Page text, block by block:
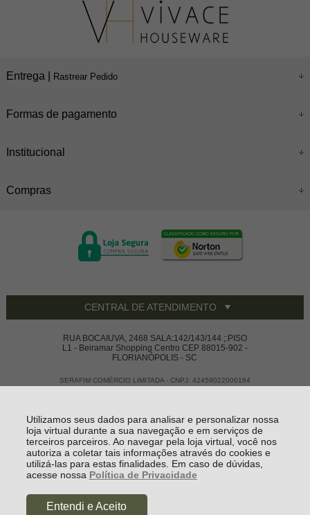
Utilizamos seus dados para analisar e personalizar nossa
loja virtual durante a sua navegação e em serviços de
terceiros parceiros. Ao navegar pela loja virtual, você nos
autoriza a coletar tais informações através do cookies e
utilizá-las para estas finalidades. Em caso de dúvidas,
acesse nossa Política de Privacidade
Entendi e Aceito
Entrega | Rastrear Pedido
Formas de pagamento
Institucional
Compras
CENTRAL DE ATENDIMENTO
RUA BOCAIUVA, 2468 SALA:142/143/144 ;:PISO
L1 - Beiramar Shopping Centro CEP 88015-902 -
FLORIANÓPOLIS - SC
SERAFIM COMÉRCIO LIMITADA - CNPJ: 42459022000164